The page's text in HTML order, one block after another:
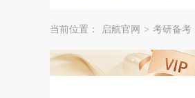
当前位置： 启航官网 > 考研备考